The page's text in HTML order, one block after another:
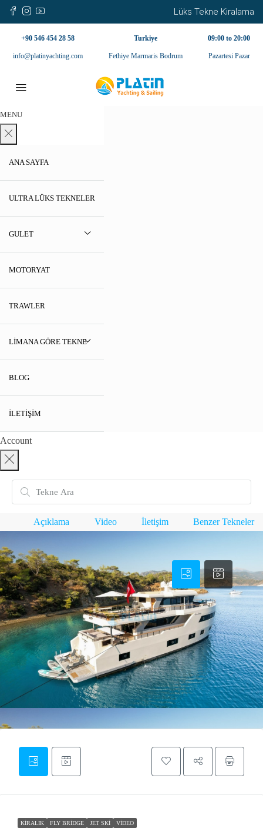
Lüks Tekne Kiralama
+90 546 454 28 58
info@platinyachting.com
Turkiye
Fethiye Marmaris Bodrum
09:00 to 20:00
Pazartesi Pazar
MENU
ANA SAYFA
ULTRA LÜKS TEKNELER
GULET
MOTORYAT
TRAWLER
LIMANA GÖRE TEKNE
BLOG
İLETIŞIM
Account
Açıklama Video İletişim Benzer Tekneler
KIRALIK FLY BRIDGE JET SKI VIDEO